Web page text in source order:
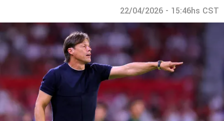
22/04/2026 - 15:46hs CST